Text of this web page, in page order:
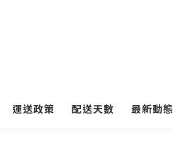
運送政策 配送天數 最新動態